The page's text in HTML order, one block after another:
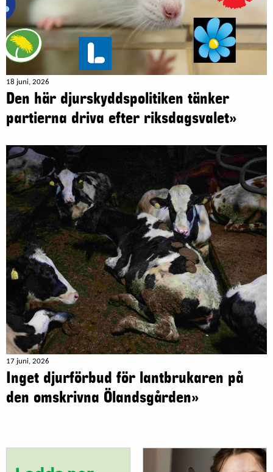
18 juni, 2026
Den här djurskyddspolitiken tänker
partierna driva efter riksdagsvalet»
17 juni, 2026
Inget djurförbud för lantbrukaren på
den omskrivna Ölandsgården»